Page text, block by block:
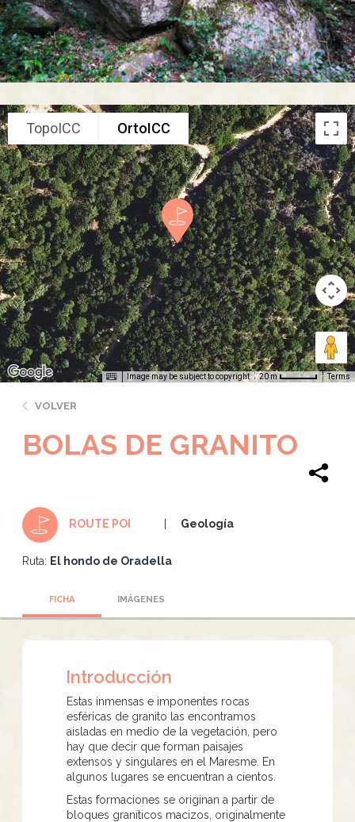
TopoICC OrtoICC
Image may be subject to copyright 20 m Terms
VOLVER
BOLAS DE GRANITO
ROUTE POI Geología
Ruta: El hondo de Oradella
FICHA IMÁGENES
Introducción
Estas inmensas e imponentes rocas
esféricas de granito las encontramos
aisladas en medio de la vegetación, pero
hay que decir que forman paisajes
extensos y singulares en el Maresme. En
algunos lugares se encuentran a cientos.
Estas formaciones se originan a partir de
bloques graníticos macizos, originalmente